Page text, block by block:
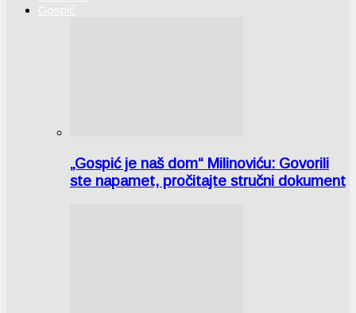
Gospić
„Gospić je naš dom“ Milinoviću: Govorili
ste napamet, pročitajte stručni dokument